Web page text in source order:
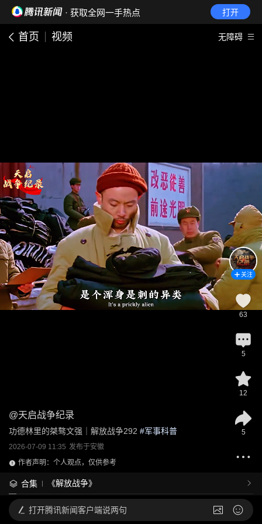
· 获取全网一手热点 打开
首页 视频 无障碍
@天启战争纪录
功德林里的桀骜文强｜解放战争292 #军事科普
2026-07-09 11:35 发布于安徽
作者声明：个人观点，仅供参考
合集 《解放战争》
关注
63
5
12
5
打开腾讯新闻客户端说两句